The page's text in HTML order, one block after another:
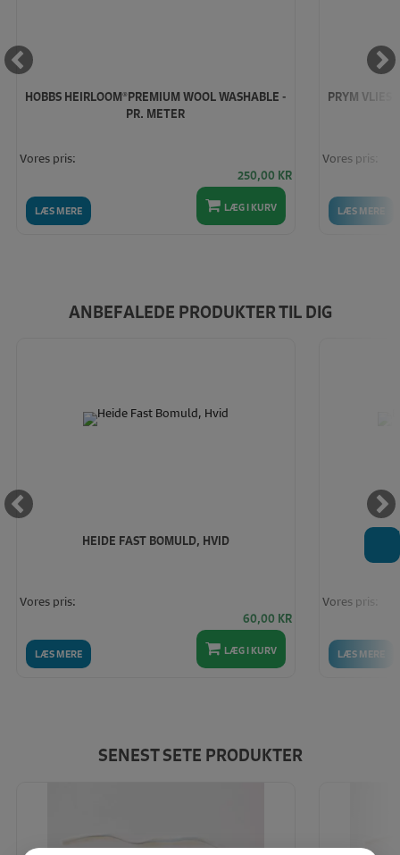
HOBBS HEIRLOOM®PREMIUM WOOL WASHABLE -
PR. METER
LÆS MERE
Vores pris:
250,00 KR
LÆG I KURV
PRYM VLIES
LÆS MERE
Vores pris:
ANBEFALEDE PRODUKTER TIL DIG
HEIDE FAST BOMULD, HVID
LÆS MERE
Vores pris:
60,00 KR
LÆG I KURV LÆS MERE
Vores pris:
SENEST SETE PRODUKTER